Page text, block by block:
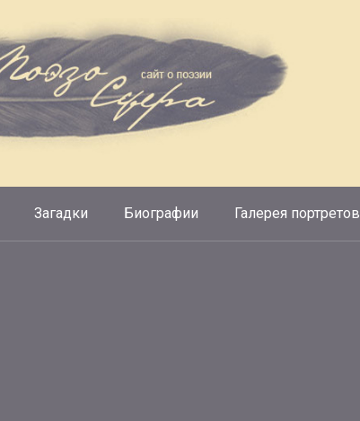
Загадки Биографии Галерея портретов